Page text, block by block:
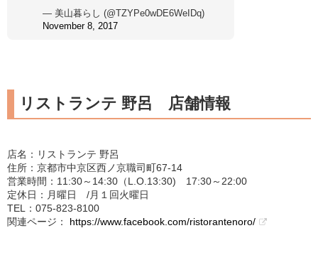
— 美山暮らし (@TZYPe0wDE6WeIDq)
November 8, 2017
リストランテ 野呂 店舗情報
店名：リストランテ 野呂
住所：京都市中京区西ノ京職司町67-14
営業時間：11:30～14:30（L.O.13:30) 17:30～22:00
定休日：月曜日 /月１回火曜日
TEL：075-823-8100
関連ページ： https://www.facebook.com/ristorantenoro/